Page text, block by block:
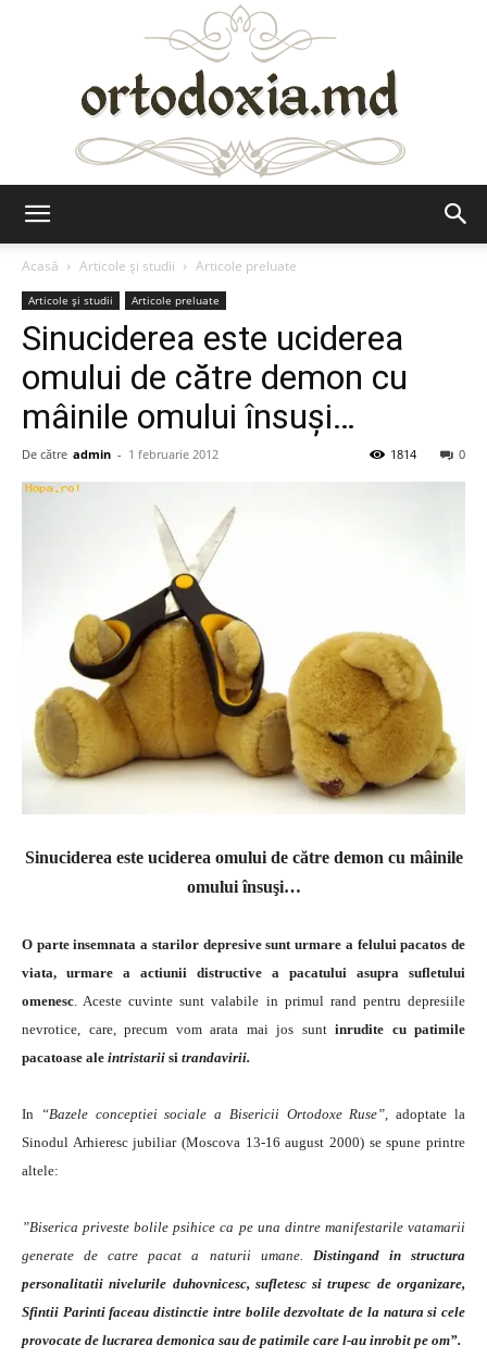
Acasă
Articole şi studii Articole preluate
Articole şi studii Articole preluate
Sinuciderea este uciderea
omului de către demon cu
mâinile omului însuşi…
De către admin - 1 februarie 2012 0
1814
Sinuciderea este uciderea omului de către demon cu mâinile
omului însuşi…
O parte insemnata a starilor depresive sunt urmare a felului pacatos de
viata, urmare a actiunii distructive a pacatului asupra sufletului
omenesc. Aceste cuvinte sunt valabile in primul rand pentru depresiile
nevrotice, care, precum vom arata mai jos sunt inrudite cu patimile
pacatoase ale intristarii si trandavirii.
In “Bazele conceptiei sociale a Bisericii Ortodoxe Ruse”, adoptate la
Sinodul Arhieresc jubiliar (Moscova 13-16 august 2000) se spune printre
altele:
”Biserica priveste bolile psihice ca pe una dintre manifestarile vatamarii
generate de catre pacat a naturii umane. Distingand in structura
personalitatii nivelurile duhovnicesc, sufletesc si trupesc de organizare,
Sfintii Parinti faceau distinctie intre bolile dezvoltate de la natura si cele
provocate de lucrarea demonica sau de patimile care l-au inrobit pe om”.